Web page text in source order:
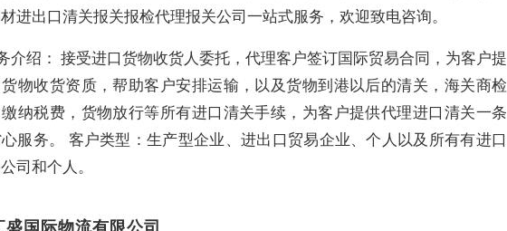
进出口清关报关报检代理报关公司一站式服务，欢迎致电咨询。
介绍： 接受进口货物收货人委托，代理客户签订国际贸易合同，为客户提
物收货资质，帮助客户安排运输，以及货物到港以后的清关，海关商检
纳税费，货物放行等所有进口清关手续，为客户提供代理进口清关一条
服务。 客户类型：生产型企业、进出口贸易企业、个人以及所有有进口
司和个人。
盛国际物流有限公司